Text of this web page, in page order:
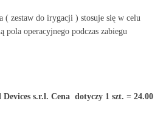
( zestaw do irygacji ) stosuje się w celu
pola operacyjnego podczas zabiegu
s.r.l. Cena dotyczy 1 szt. = 24.00